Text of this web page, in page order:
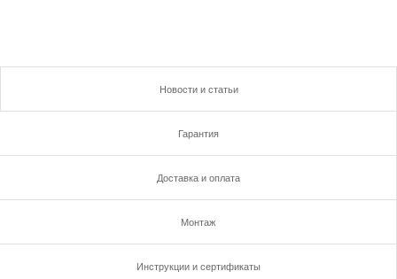
Новости и статьи
Гарантия
Доставка и оплата
Монтаж
Инструкции и сертификаты